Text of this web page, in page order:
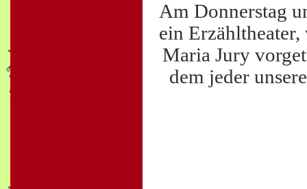
Am Donnerstag
ein
Maria Jury
dem jeder